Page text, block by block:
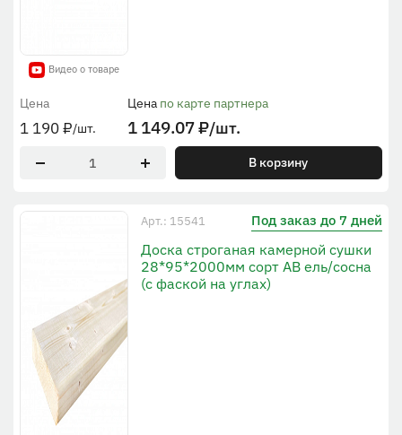
Видео о товаре
Цена
1 190₽/шт.
Цена по карте партнера
1 149.07₽/шт.
В корзину
Арт.: 15541 Под заказ до 7 дней
Доска строганая камерной сушки
28*95*2000мм сорт AB ель/сосна
(с фаской на углах)